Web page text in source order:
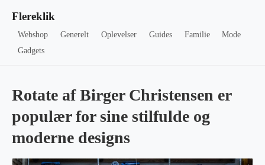
Flereklik
Webshop Generelt Oplevelser Guides Familie
Mode
Gadgets
Rotate af Birger Christensen er
populær for sine stilfulde og
moderne designs